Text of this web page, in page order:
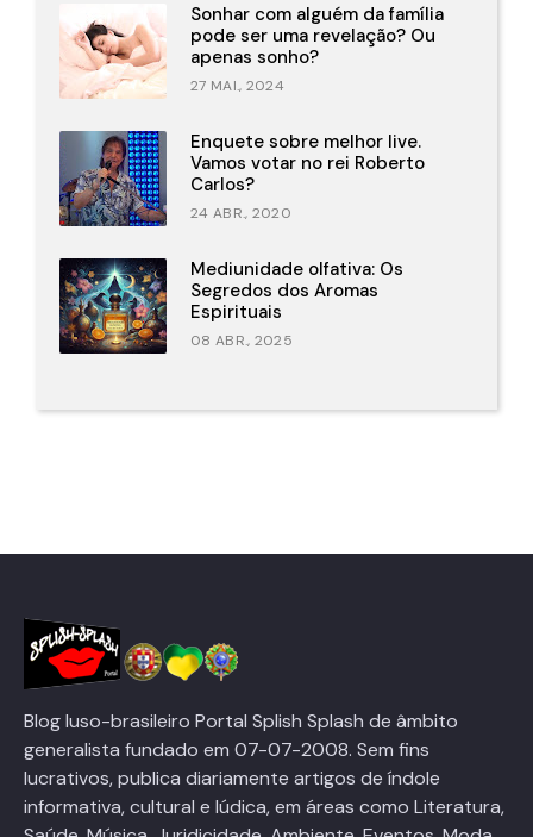
Sonhar com alguém da família
pode ser uma revelação? Ou
apenas sonho?
27 MAI., 2024
Enquete sobre melhor live.
Vamos votar no rei Roberto
Carlos?
24 ABR., 2020
Mediunidade olfativa: Os
Segredos dos Aromas
Espirituais
08 ABR., 2025
Blog luso-brasileiro Portal Splish Splash de âmbito
generalista fundado em 07-07-2008. Sem fins
lucrativos, publica diariamente artigos de índole
informativa, cultural e lúdica, em áreas como Literatura,